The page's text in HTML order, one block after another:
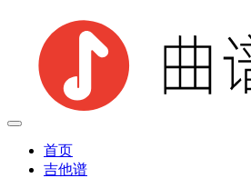
首页
吉他谱